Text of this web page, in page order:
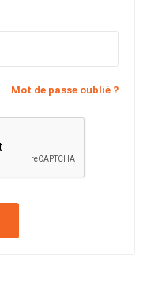
Mot de passe oublié ?